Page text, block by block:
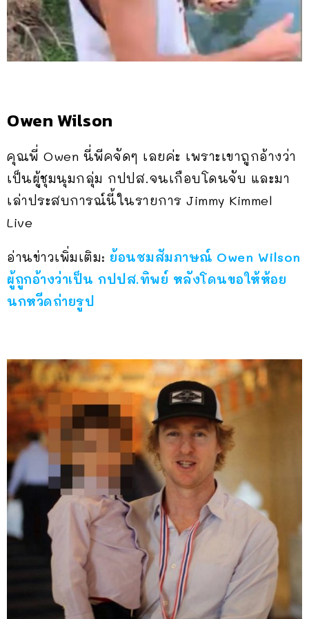
Owen Wilson
คุณพี่ Owen นี่พีคจัดๆ เลยค่ะ เพราะเขาถูกอ้างว่า
เป็นผู้ชุมนุมกลุ่ม กปปส.จนเกือบโดนจับ และมา
เล่าประสบการณ์นี้ในรายการ Jimmy Kimmel
Live
อ่านข่าวเพิ่มเติม: ย้อนชมสัมภาษณ์ Owen Wilson
ผู้ถูกอ้างว่าเป็น กปปส.ทิพย์ หลังโดนขอให้ห้อย
นกหวีดถ่ายรูป